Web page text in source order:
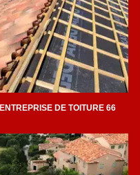
ENTREPRISE DE TOITURE 66